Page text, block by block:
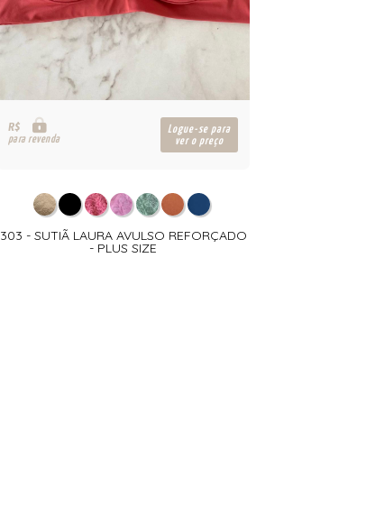
R$
para revenda
Logue-se para
ver o preço
303 - SUTIÃ LAURA AVULSO REFORÇADO
- PLUS SIZE